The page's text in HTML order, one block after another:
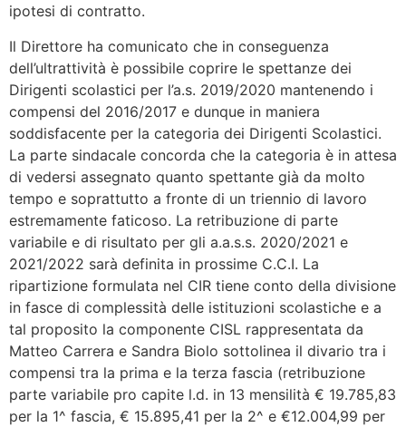
ipotesi di contratto.
Il Direttore ha comunicato che in conseguenza
dell’ultrattività è possibile coprire le spettanze dei
Dirigenti scolastici per l’a.s. 2019/2020 mantenendo i
compensi del 2016/2017 e dunque in maniera
soddisfacente per la categoria dei Dirigenti Scolastici.
La parte sindacale concorda che la categoria è in attesa
di vedersi assegnato quanto spettante già da molto
tempo e soprattutto a fronte di un triennio di lavoro
estremamente faticoso. La retribuzione di parte
variabile e di risultato per gli a.a.s.s. 2020/2021 e
2021/2022 sarà definita in prossime C.C.I. La
ripartizione formulata nel CIR tiene conto della divisione
in fasce di complessità delle istituzioni scolastiche e a
tal proposito la componente CISL rappresentata da
Matteo Carrera e Sandra Biolo sottolinea il divario tra i
compensi tra la prima e la terza fascia (retribuzione
parte variabile pro capite l.d. in 13 mensilità € 19.785,83
per la 1^ fascia, € 15.895,41 per la 2^ e €12.004,99 per